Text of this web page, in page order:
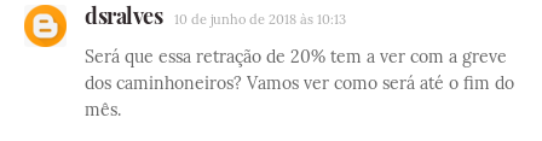
dsralves 10 de junho de 2018 às 10:13
Será que essa retração de 20% tem a ver com a greve
dos caminhoneiros? Vamos ver como será até o fim do
mês.